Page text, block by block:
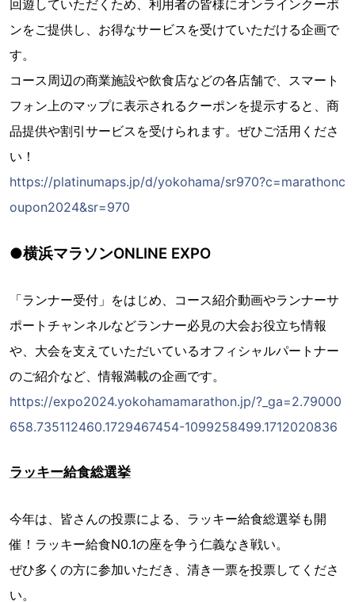
回遊していただくため、利用者の皆様にオンラインクーポ
ンをご提供し、お得なサービスを受けていただける企画で
す。
コース周辺の商業施設や飲食店などの各店舗で、スマート
フォン上のマップに表示されるクーポンを提示すると、商
品提供や割引サービスを受けられます。ぜひご活用くださ
い！
https://platinumaps.jp/d/yokohama/sr970?c=marathonc
oupon2024&sr=970
●横浜マラソンONLINE EXPO
「ランナー受付」をはじめ、コース紹介動画やランナーサ
ポートチャンネルなどランナー必見の大会お役立ち情報
や、大会を支えていただいているオフィシャルパートナー
のご紹介など、情報満載の企画です。
https://expo2024.yokohamamarathon.jp/?_ga=2.79000
658.735112460.1729467454-1099258499.1712020836
ラッキー給食総選挙
今年は、皆さんの投票による、ラッキー給食総選挙も開
催！ラッキー給食N0.1の座を争う仁義なき戦い。
ぜひ多くの方に参加いただき、清き一票を投票してくださ
い。